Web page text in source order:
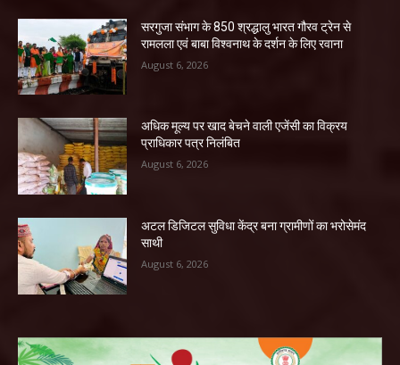
सरगुजा संभाग के 850 श्रद्धालु भारत गौरव ट्रेन से
रामलला एवं बाबा विश्वनाथ के दर्शन के लिए रवाना
August 6, 2026
अधिक मूल्य पर खाद बेचने वाली एजेंसी का विक्रय
प्राधिकार पत्र निलंबित
August 6, 2026
अटल डिजिटल सुविधा केंद्र बना ग्रामीणों का भरोसेमंद
साथी
August 6, 2026